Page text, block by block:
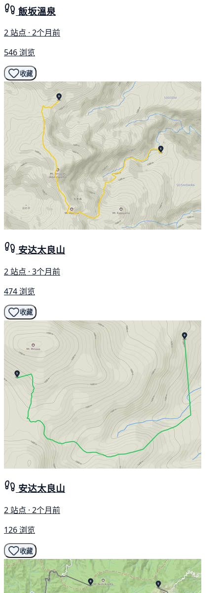
飯坂溫泉
2 站点 · 2个月前
546 浏览
收藏
安达太良山
2 站点 · 3个月前
474 浏览
收藏
安达太良山
2 站点 · 2个月前
126 浏览
收藏